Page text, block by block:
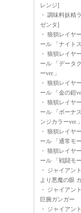
レンジ]
・ 調味料妖精
ゼンタ]
・ 狼狽レイヤ
ール 「ナイト
・ 狼狽レイヤ
ール 「データ
ーver.」
・ 狼狽レイヤ
ール 「金の鎧
・ 狼狽レイヤ
ール 「ボーナ
ンジカラーver.」
・ 狼狽レイヤ
ール 「通常モー
・ 狼狽レイヤ
ール 「戦闘モー
・ ジャイアン
より悪魔の眼
・ ジャイアン
巨腕ガンガー
・ ジャイアン